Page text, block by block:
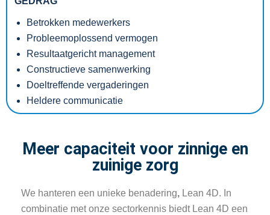
Betrokken medewerkers
Probleemoplossend vermogen
Resultaatgericht management
Constructieve samenwerking
Doeltreffende vergaderingen
Heldere communicatie
Meer capaciteit voor zinnige en
zuinige zorg
We hanteren een unieke benadering, Lean 4D. In
combinatie met onze sectorkennis biedt Lean 4D een